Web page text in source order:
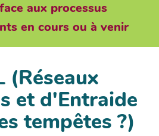
aux processus
en cours ou à venir
(Réseaux
et d'Entraide
tempêtes ?)